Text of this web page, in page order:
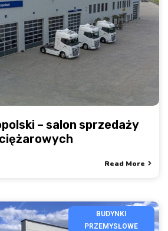
– salon sprzedaży
Read More
BUDYNKI
PRZEMYSŁOWE